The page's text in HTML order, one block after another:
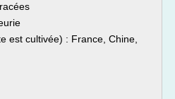
est cultivée) : France, Chine,